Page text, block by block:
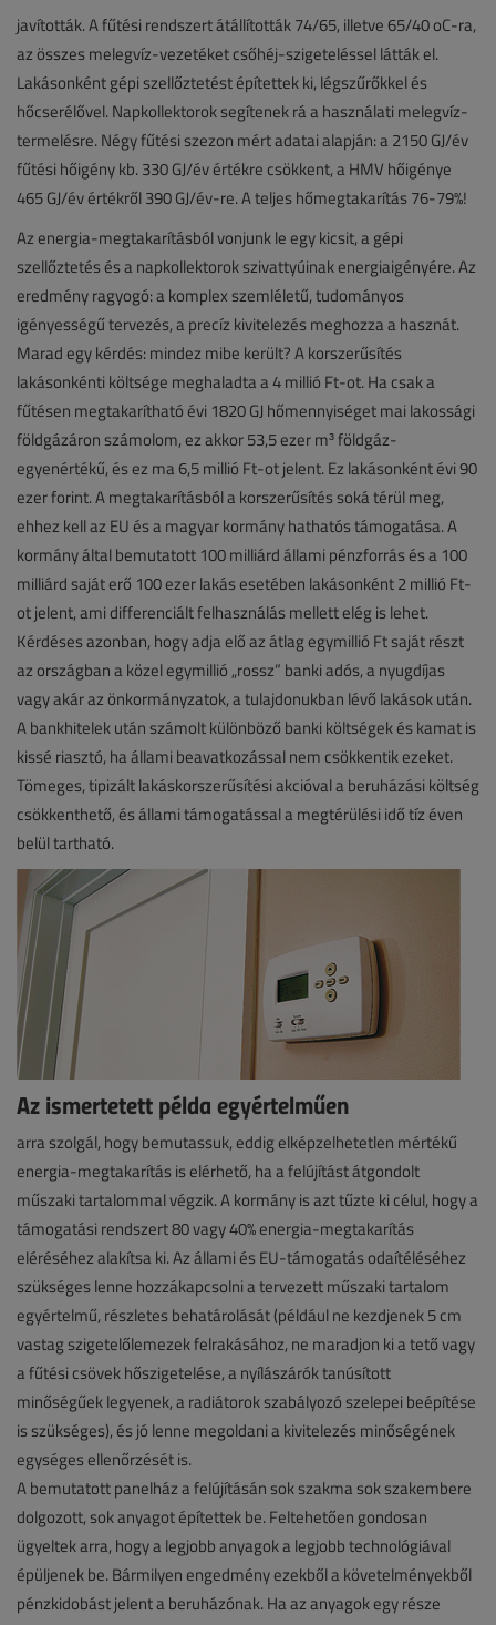
javították. A fűtési rendszert átállították 74/65, illetve 65/40 oC-ra,
az összes melegvíz-vezetéket csőhéj-szigeteléssel látták el.
Lakásonként gépi szellőztetést építettek ki, légszűrőkkel és
hőcserélővel. Napkollektorok segítenek rá a használati melegvíz-
termelésre. Négy fűtési szezon mért adatai alapján: a 2150 GJ/év
fűtési hőigény kb. 330 GJ/év értékre csökkent, a HMV hőigénye
465 GJ/év értékről 390 GJ/év-re. A teljes hőmegtakarítás 76-79%!
Az energia-megtakarításból vonjunk le egy kicsit, a gépi
szellőztetés és a napkollektorok szivattyúinak energiaigényére. Az
eredmény ragyogó: a komplex szemléletű, tudományos
igényességű tervezés, a precíz kivitelezés meghozza a hasznát.
Marad egy kérdés: mindez mibe került? A korszerűsítés
lakásonkénti költsége meghaladta a 4 millió Ft-ot. Ha csak a
fűtésen megtakarítható évi 1820 GJ hőmennyiséget mai lakossági
földgázáron számolom, ez akkor 53,5 ezer m³ földgáz-
egyenértékű, és ez ma 6,5 millió Ft-ot jelent. Ez lakásonként évi 90
ezer forint. A megtakarításból a korszerűsítés soká térül meg,
ehhez kell az EU és a magyar kormány hathatós támogatása. A
kormány által bemutatott 100 milliárd állami pénzforrás és a 100
milliárd saját erő 100 ezer lakás esetében lakásonként 2 millió Ft-
ot jelent, ami differenciált felhasználás mellett elég is lehet.
Kérdéses azonban, hogy adja elő az átlag egymillió Ft saját részt
az országban a közel egymillió „rossz” banki adós, a nyugdíjas
vagy akár az önkormányzatok, a tulajdonukban lévő lakások után.
A bankhitelek után számolt különböző banki költségek és kamat is
kissé riasztó, ha állami beavatkozással nem csökkentik ezeket.
Tömeges, tipizált lakáskorszerűsítési akcióval a beruházási költség
csökkenthető, és állami támogatással a megtérülési idő tíz éven
belül tartható.
Az ismertetett példa egyértelműen
arra szolgál, hogy bemutassuk, eddig elképzelhetetlen mértékű
energia-megtakarítás is elérhető, ha a felújítást átgondolt
műszaki tartalommal végzik. A kormány is azt tűzte ki célul, hogy a
támogatási rendszert 80 vagy 40% energia-megtakarítás
eléréséhez alakítsa ki. Az állami és EU-támogatás odaítéléséhez
szükséges lenne hozzákapcsolni a tervezett műszaki tartalom
egyértelmű, részletes behatárolását (például ne kezdjenek 5 cm
vastag szigetelőlemezek felrakásához, ne maradjon ki a tető vagy
a fűtési csövek hőszigetelése, a nyílászárók tanúsított
minőségűek legyenek, a radiátorok szabályozó szelepei beépítése
is szükséges), és jó lenne megoldani a kivitelezés minőségének
egységes ellenőrzését is.
A bemutatott panelház a felújításán sok szakma sok szakembere
dolgozott, sok anyagot építettek be. Feltehetően gondosan
ügyeltek arra, hogy a legjobb anyagok a legjobb technológiával
épüljenek be. Bármilyen engedmény ezekből a követelményekből
pénzkidobást jelent a beruházónak. Ha az anyagok egy része